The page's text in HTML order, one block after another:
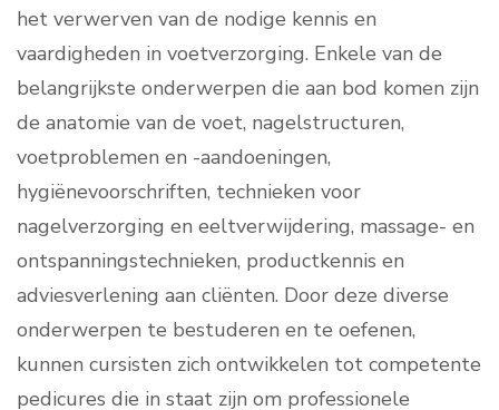
het verwerven van de nodige kennis en
vaardigheden in voetverzorging. Enkele van de
belangrijkste onderwerpen die aan bod komen zijn
de anatomie van de voet, nagelstructuren,
voetproblemen en -aandoeningen,
hygiënevoorschriften, technieken voor
nagelverzorging en eeltverwijdering, massage- en
ontspanningstechnieken, productkennis en
adviesverlening aan cliënten. Door deze diverse
onderwerpen te bestuderen en te oefenen,
kunnen cursisten zich ontwikkelen tot competente
pedicures die in staat zijn om professionele